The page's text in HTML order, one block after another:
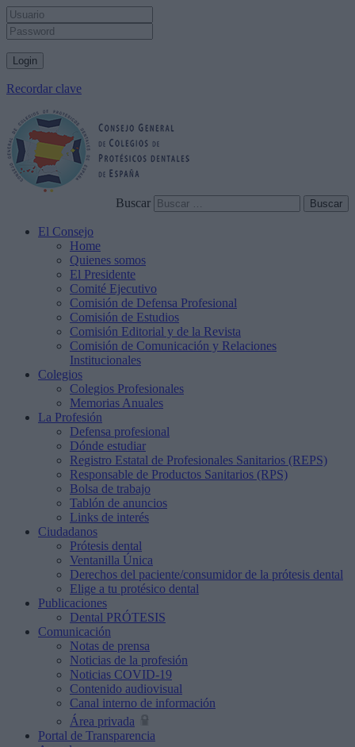
Recordar clave
Buscar
El Consejo
Home
Quienes somos
El Presidente
Comité Ejecutivo
Comisión de Defensa Profesional
Comisión de Estudios
Comisión Editorial y de la Revista
Comisión de Comunicación y Relaciones
Institucionales
Colegios
Colegios Profesionales
Memorias Anuales
La Profesión
Defensa profesional
Dónde estudiar
Registro Estatal de Profesionales Sanitarios (REPS)
Responsable de Productos Sanitarios (RPS)
Bolsa de trabajo
Tablón de anuncios
Links de interés
Ciudadanos
Prótesis dental
Ventanilla Única
Derechos del paciente/consumidor de la prótesis dental
Elige a tu protésico dental
Publicaciones
Dental PRÓTESIS
Comunicación
Notas de prensa
Noticias de la profesión
Noticias COVID-19
Contenido audiovisual
Canal interno de información
Área privada
Portal de Transparencia